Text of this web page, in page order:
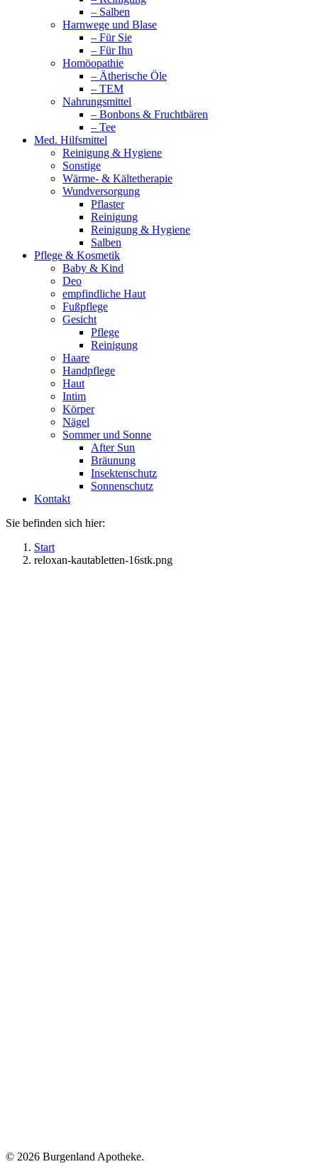
– Salben
Harnwege und Blase
– Für Sie
– Für Ihn
Homöopathie
– Ätherische Öle
– TEM
Nahrungsmittel
– Bonbons & Fruchtbären
– Tee
Med. Hilfsmittel
Reinigung & Hygiene
Sonstige
Wärme- & Kältetherapie
Wundversorgung
Pflaster
Reinigung
Reinigung & Hygiene
Salben
Pflege & Kosmetik
Baby & Kind
Deo
empfindliche Haut
Fußpflege
Gesicht
Pflege
Reinigung
Haare
Handpflege
Haut
Intim
Körper
Nägel
Sommer und Sonne
After Sun
Bräunung
Insektenschutz
Sonnenschutz
Kontakt
Sie befinden sich hier:
Start
reloxan-kautabletten-16stk.png
© 2026 Burgenland Apotheke.